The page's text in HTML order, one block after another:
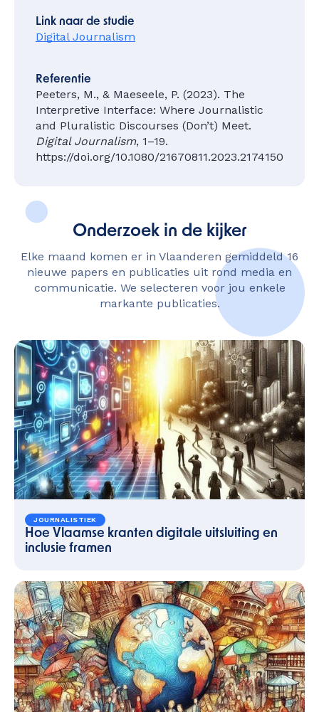
Link naar de studie
Digital Journalism
Referentie
Peeters, M., & Maeseele, P. (2023). The
Interpretive Interface: Where Journalistic
and Pluralistic Discourses (Don’t) Meet.
Digital Journalism, 1–19.
https://doi.org/10.1080/21670811.2023.2174150
Onderzoek in de kijker
Elke maand komen er in Vlaanderen gemiddeld 16
nieuwe papers en publicaties uit rond media en
communicatie. We selecteren voor jou enkele
markante publicaties.
JOURNALISTIEK
Hoe Vlaamse kranten digitale uitsluiting en
inclusie framen